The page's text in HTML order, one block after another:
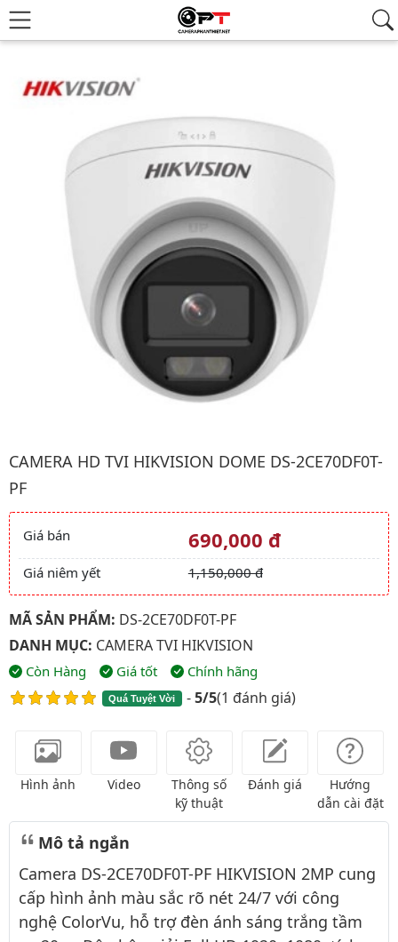
CAMERA HD TVI HIKVISION DOME DS-2CE70DF0T-
PF
Giá và khuyến mãi
Giá bán 690,000 đ
Giá niêm yết 1,150,000 đ
MÃ SẢN PHẨM: DS-2CE70DF0T-PF
DANH MỤC: CAMERA TVI HIKVISION
Còn Hàng Giá tốt Chính hãng
Quá Tuyệt Vời -5/5(1 đánh giá)
Hình ảnh Video
Thông số
kỹ thuật
Đánh giá
Hướng
dẫn cài đặt
Mô tả ngắn
Camera DS-2CE70DF0T-PF HIKVISION 2MP cung
cấp hình ảnh màu sắc rõ nét 24/7 với công
nghệ ColorVu, hỗ trợ đèn ánh sáng trắng tầm